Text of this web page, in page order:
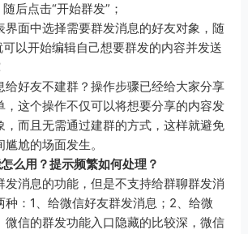
后点击“开始群发”；
界面中选择需要群发消息的好友对象，随
可以开始编辑自己想要群发的内容并发送
给好友不建群？操作步骤已经给大家分享
，这个操作不仅可以将想要分享的内容发
，而且无需通过建群的方式，这样就避免
尬的场面发生。
么用？提示频繁如何处理？
发消息的功能，但是不支持给群聊群发消
种：1、给微信好友群发消息；2、给微
微信的群发功能入口隐藏的比较深，微信